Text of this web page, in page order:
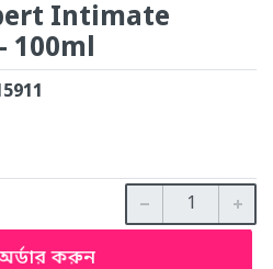
Intimate
100ml
করুন